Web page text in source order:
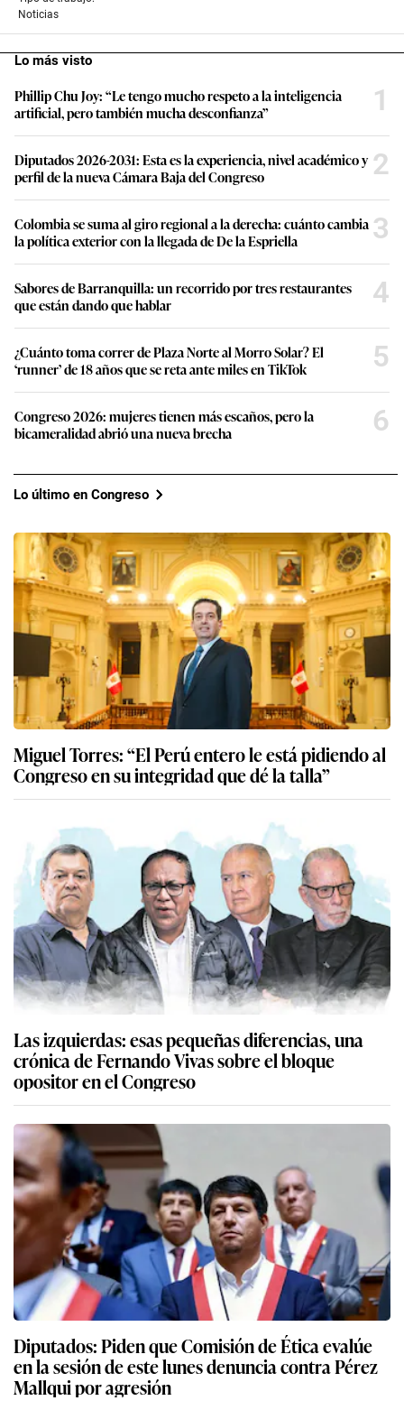
Noticias
Lo más visto
Phillip Chu Joy: “Le tengo mucho respeto a la inteligencia
artificial, pero también mucha desconfianza”
1
Diputados 2026-2031: Esta es la experiencia, nivel académico y
perfil de la nueva Cámara Baja del Congreso
2
Colombia se suma al giro regional a la derecha: cuánto cambia
la política exterior con la llegada de De la Espriella
3
Sabores de Barranquilla: un recorrido por tres restaurantes
que están dando que hablar
4
¿Cuánto toma correr de Plaza Norte al Morro Solar? El
‘runner’ de 18 años que se reta ante miles en TikTok
5
Congreso 2026: mujeres tienen más escaños, pero la
bicameralidad abrió una nueva brecha
6
Lo último en Congreso
Miguel Torres: “El Perú entero le está pidiendo al
Congreso en su integridad que dé la talla”
Las izquierdas: esas pequeñas diferencias, una
crónica de Fernando Vivas sobre el bloque
opositor en el Congreso
Diputados: Piden que Comisión de Ética evalúe
en la sesión de este lunes denuncia contra Pérez
Mallqui por agresión